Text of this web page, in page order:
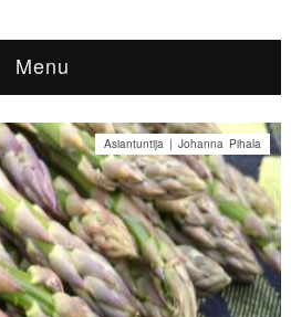
Menu
Asiantuntija | Johanna Pihala